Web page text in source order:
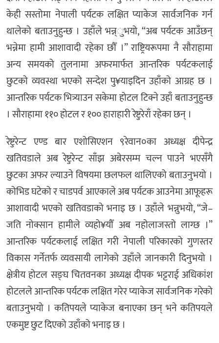
केही सस्तोमा नेपाली पर्यटक लक्षित प्याकेज सार्वजनिक गर्न
थालेको बताउनुहुन्छ । उहाँले भन्न्ुभयो, “अब पर्यटक आउँछन्
भन्नेमा हामी आशावादी रहेका छौँ ।” राष्ट्रियरूपमा नै सौराहामा
अन्य समयको तुलनामा अफरमार्फत आन्तरिक पर्यटकलाई
छुटको व्यवस्था भएको सन्देश पु¥याइदिन उहाँको आग्रह छ ।
आन्तरिक पर्यटक भित्र्याउन सकेमा होटल टिक्ने उहाँ बताउनुहुन्छ
। सौराहामा ११० होटल र १०० हाराहारी रेष्टुरेराँ रहेका छन् ।
रेष्टुरेन्ट एण्ड बार एशोसिएशन ९रेवान०का अध्यक्ष दीपेन्द्र
खतिवडाले अब रेष्टुरेन्ट साँझ अबेरसम्म चल्न पाउने भएसँगै
छुटका अफर ल्याउने विषयमा छलफल थालिएको बताउनुभयो ।
कोभिड घटेको र चाडपर्व आएकाले अब पर्यटक आउनेमा आफूहरू
आशावादी भएको खतिवडाको भनाइ छ । उहाँले भन्नुभयो, “जे–
जति नोक्सान हामीले व्यहो¥यौँ अब नहोलाजस्तो लाग्छ ।”
आन्तरिक पर्यटकलाई लक्षित गरी नेपाली परिकारको गुणस्तर
विकास गर्नेतर्फ व्यवसायी लागेको उहाँले जानकारी दिनुभयो ।
क्षेत्रीय होटल सङ्घ चितवनका अध्यक्ष दीपक भट्टराई अधिकांश
होटलले आन्तरिक पर्यटक लक्षित गरेर प्याकेज सार्वजनिक गरेको
बताउनुभयो । कतिपयले प्याकेज बनाएका छन् भने कतिपयले
एकमुष्ट छुट दिएको उहाँको भनाइ छ ।